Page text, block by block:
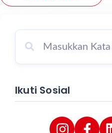
Ikuti Sosial